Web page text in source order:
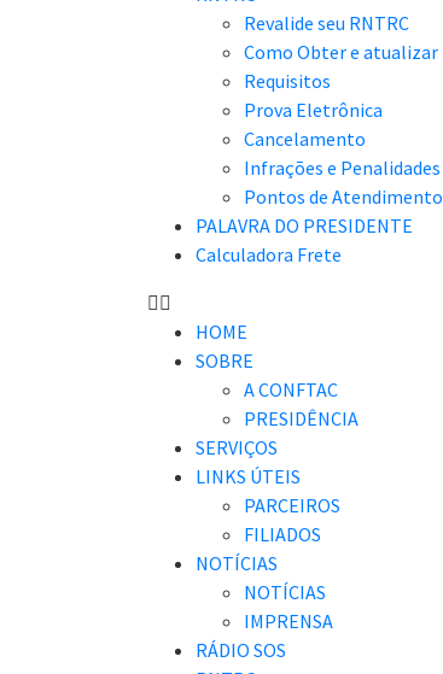
Revalide seu RNTRC
Como Obter e atualizar
Requisitos
Prova Eletrônica
Cancelamento
Infrações e Penalidades
Pontos de Atendimento
PALAVRA DO PRESIDENTE
Calculadora Frete
HOME
SOBRE
A CONFTAC
PRESIDÊNCIA
SERVIÇOS
LINKS ÚTEIS
PARCEIROS
FILIADOS
NOTÍCIAS
NOTÍCIAS
IMPRENSA
RÁDIO SOS